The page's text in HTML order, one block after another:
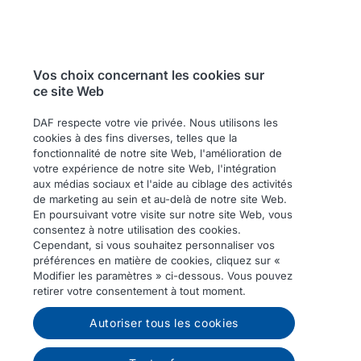
Vos choix concernant les cookies sur
ce site Web
DAF respecte votre vie privée. Nous utilisons les
cookies à des fins diverses, telles que la
fonctionnalité de notre site Web, l'amélioration de
votre expérience de notre site Web, l'intégration
aux médias sociaux et l'aide au ciblage des activités
de marketing au sein et au-delà de notre site Web.
En poursuivant votre visite sur notre site Web, vous
consentez à notre utilisation des cookies.
Cependant, si vous souhaitez personnaliser vos
préférences en matière de cookies, cliquez sur «
Modifier les paramètres » ci-dessous. Vous pouvez
retirer votre consentement à tout moment.
Autoriser tous les cookies